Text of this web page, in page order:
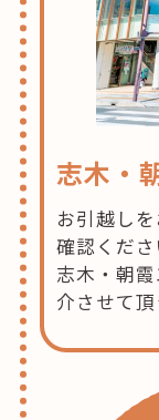
志木・
お引越し
確認くださ
志木・朝
介させて頂